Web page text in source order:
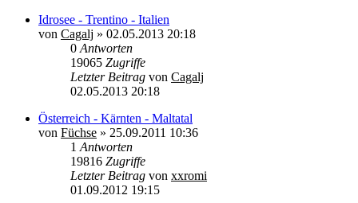
Idrosee - Trentino - Italien
von Cagalj » 02.05.2013 20:18
0 Antworten
19065 Zugriffe
Letzter Beitrag von Cagalj
02.05.2013 20:18
Österreich - Kärnten - Maltatal
von Füchse » 25.09.2011 10:36
1 Antworten
19816 Zugriffe
Letzter Beitrag von xxromi
01.09.2012 19:15